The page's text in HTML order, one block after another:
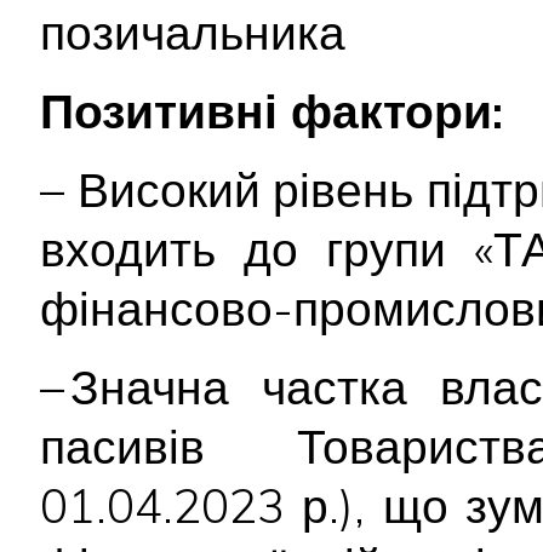
позичальника
Позитивні фактори:
– Високий рівень
входить до групи
фінансово-
– Значна частка
пасивів
01.04.2023 р.), що